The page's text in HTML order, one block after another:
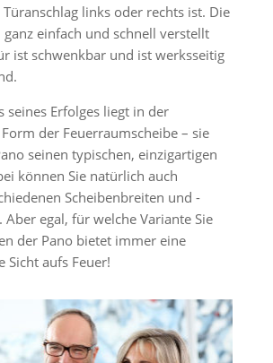
links oder rechts ist. Die
ganz einfach und schnell verstellt
ist schwenkbar und ist werksseitig
seines Erfolges liegt in der
der Feuerraumscheibe – sie
seinen typischen, einzigartigen
können Sie natürlich auch
Scheibenbreiten und -
Aber egal, für welche Variante Sie
der Pano bietet immer eine
Sicht aufs Feuer!